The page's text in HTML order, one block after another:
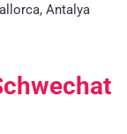
Antalya